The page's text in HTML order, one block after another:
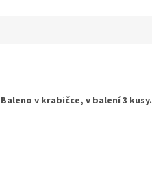
v krabičce, v balení 3 kusy.